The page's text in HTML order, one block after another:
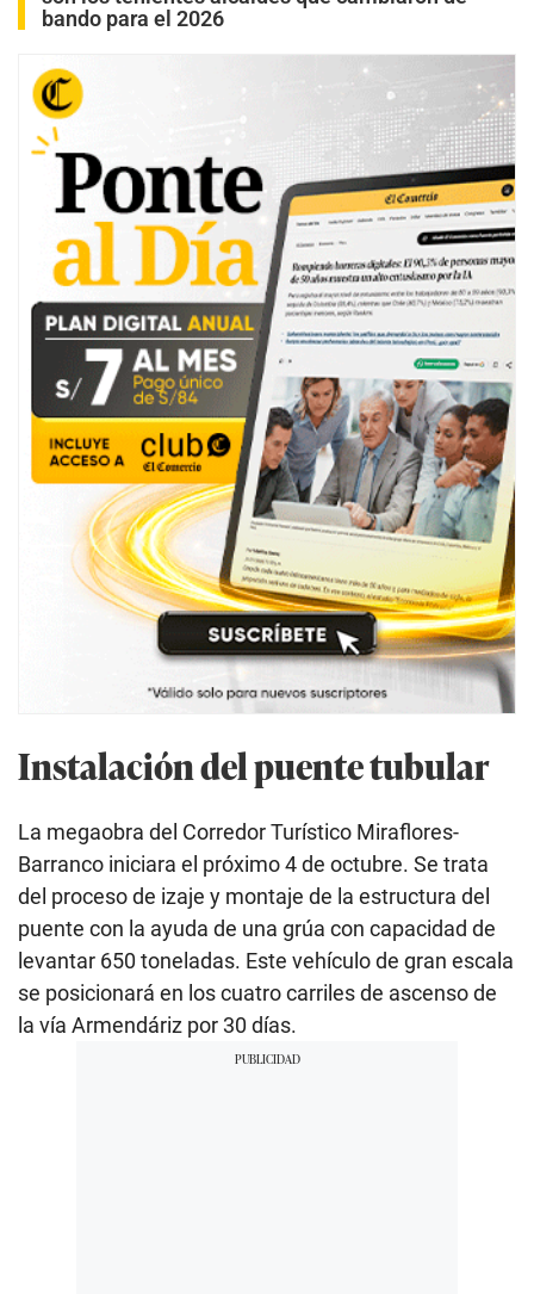
bando para el 2026
Instalación del puente tubular
La megaobra del Corredor Turístico Miraflores-
Barranco iniciara el próximo 4 de octubre. Se trata
del proceso de izaje y montaje de la estructura del
puente con la ayuda de una grúa con capacidad de
levantar 650 toneladas. Este vehículo de gran escala
se posicionará en los cuatro carriles de ascenso de
la vía Armendáriz por 30 días.